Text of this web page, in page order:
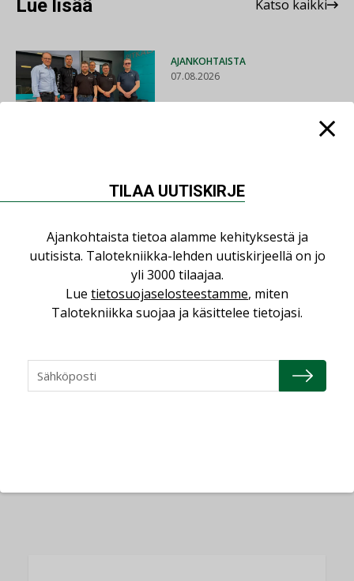
Lue lisää Katso kaikki
AJANKOHTAISTA
07.08.2026
LEHDEN ARTIKKELIT
Puutteellinen eristys
lisää lämpöhäviöitä
05.08.2026
Sähköistyminen kasvaa
TILAA UUTISKIRJE
Ajankohtaista tietoa alamme kehityksestä ja
uutisista. Talotekniikka-lehden uutiskirjeellä on jo
yli 3000 tilaajaa.
Lue tietosuojaselosteestamme, miten
Talotekniikka suojaa ja käsittelee tietojasi.